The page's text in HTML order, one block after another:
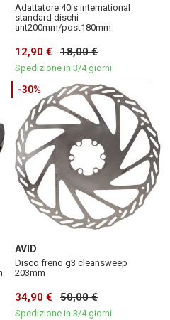
Adattatore 40is international
standard dischi
ant200mm/post180mm
12,90 € 18,00 €
Spedizione in 3/4 giorni
-30%
AVID
Disco freno g3 cleansweep
203mm
34,90 € 50,00 €
Spedizione in 3/4 giorni